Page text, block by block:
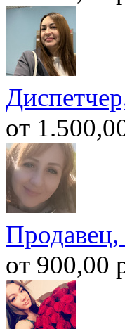
от
Продавец,
от 900,00